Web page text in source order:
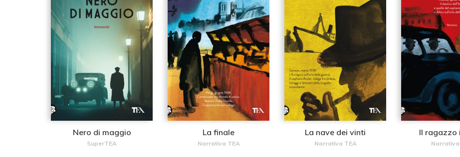
Nero di maggio
SuperTEA
La finale
Narrativa TEA
La nave dei vinti
Narrativa TEA
Il ragazzo
Narrativa